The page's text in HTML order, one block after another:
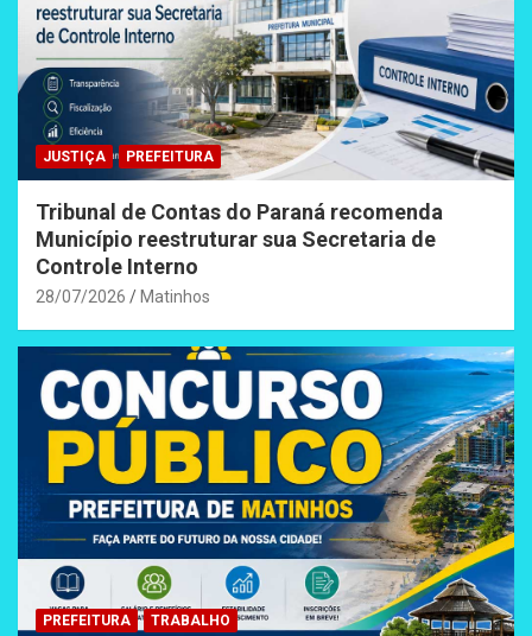
JUSTIÇA PREFEITURA
Tribunal de Contas do Paraná recomenda
Município reestruturar sua Secretaria de
Controle Interno
28/07/2026 Matinhos
PREFEITURA TRABALHO